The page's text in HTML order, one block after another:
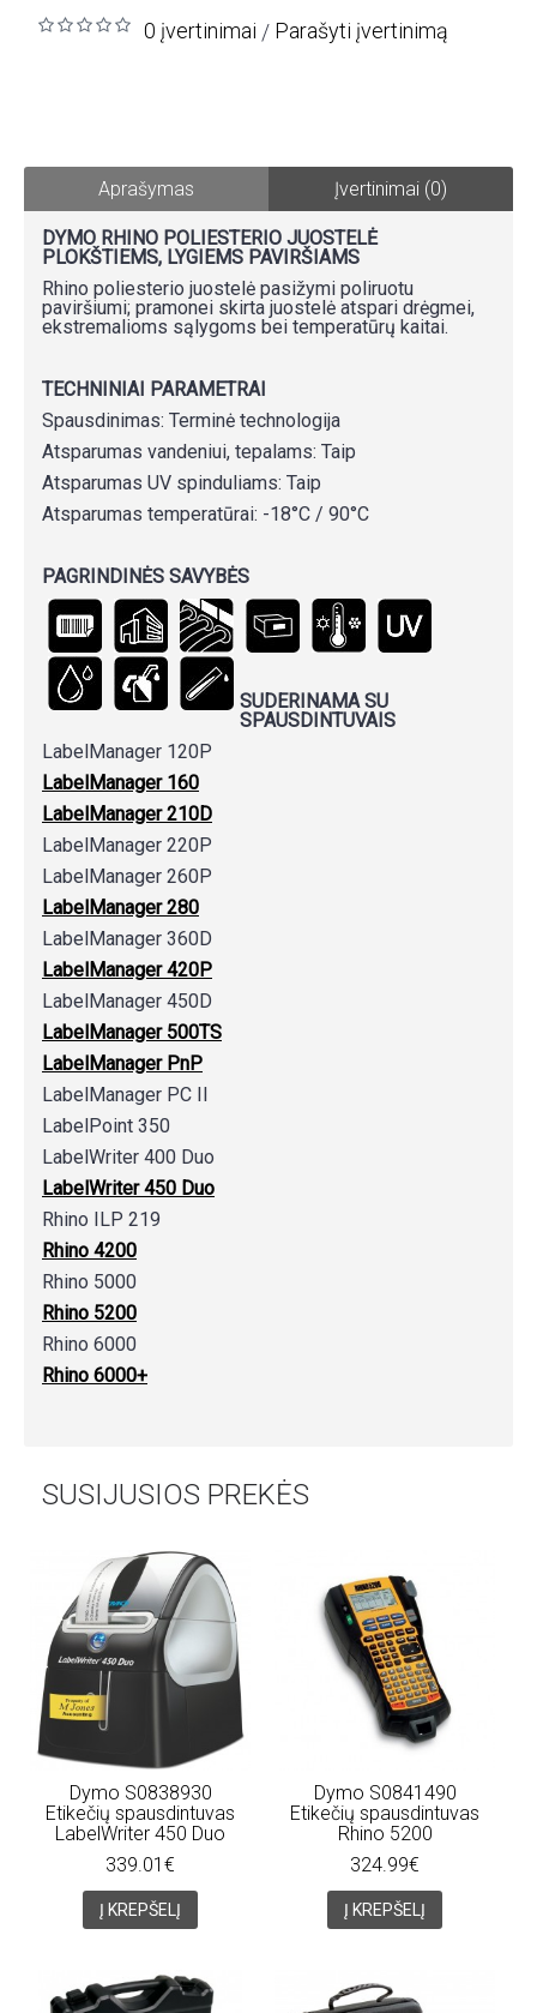
0 įvertinimai / Parašyti įvertinimą
Aprašymas Įvertinimai (0)
DYMO RHINO POLIESTERIO JUOSTELĖ
PLOKŠTIEMS, LYGIEMS PAVIRŠIAMS
Rhino poliesterio juostelė pasižymi poliruotu
paviršiumi; pramonei skirta juostelė atspari drėgmei,
ekstremalioms sąlygoms bei temperatūrų kaitai.
TECHNINIAI PARAMETRAI
Spausdinimas: Terminė technologija
Atsparumas vandeniui, tepalams: Taip
Atsparumas UV spinduliams: Taip
Atsparumas temperatūrai: -18°C / 90°C
PAGRINDINĖS SAVYBĖS
SUDERINAMA SU
SPAUSDINTUVAIS
LabelManager 120P
LabelManager 160
LabelManager 210D
LabelManager 220P
LabelManager 260P
LabelManager 280
LabelManager 360D
LabelManager 420P
LabelManager 450D
LabelManager 500TS
LabelManager PnP
LabelManager PC II
LabelPoint 350
LabelWriter 400 Duo
LabelWriter 450 Duo
Rhino ILP 219
Rhino 4200
Rhino 5000
Rhino 5200
Rhino 6000
Rhino 6000+
SUSIJUSIOS PREKĖS
Dymo S0838930
Etikečių spausdintuvas
LabelWriter 450 Duo
339.01€
Į KREPŠELĮ
Dymo S0841490
Etikečių spausdintuvas
Rhino 5200
324.99€
Į KREPŠELĮ